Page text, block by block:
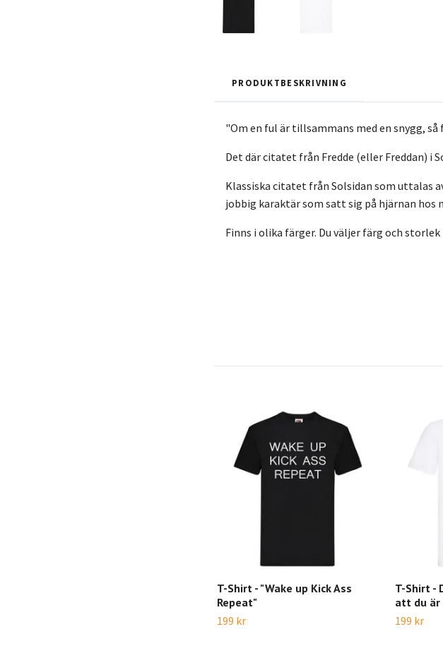
PRODUKTBESKRIVNING
"Om en ful är tillsammans med en snygg,
Det där citatet från Fredde (eller Freddan) i
Klassiska citatet från Solsidan som uttalas
jobbig karaktär som satt sig på hjärnan hos
Finns i olika färger. Du väljer färg och storlek
T-Shirt - "Wake up Kick Ass
Repeat"
199 kr
T-Shirt -
att du
199 kr